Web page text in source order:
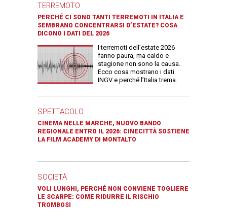
TERREMOTO
PERCHÉ CI SONO TANTI TERREMOTI IN ITALIA E
SEMBRANO CONCENTRARSI D’ESTATE? COSA
DICONO I DATI DEL 2026
I terremoti dell’estate 2026
fanno paura, ma caldo e
stagione non sono la causa.
Ecco cosa mostrano i dati
INGV e perché l’Italia trema.
SPETTACOLO
CINEMA NELLE MARCHE, NUOVO BANDO
REGIONALE ENTRO IL 2026: CINECITTÀ SOSTIENE
LA FILM ACADEMY DI MONTALTO
SOCIETÀ
VOLI LUNGHI, PERCHÉ NON CONVIENE TOGLIERE
LE SCARPE: COME RIDURRE IL RISCHIO
TROMBOSI